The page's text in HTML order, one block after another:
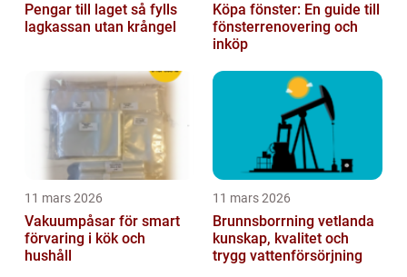
Pengar till laget så fylls
lagkassan utan krångel
Köpa fönster: En guide till
fönsterrenovering och
inköp
11 mars 2026
Vakuumpåsar för smart
förvaring i kök och
hushåll
11 mars 2026
Brunnsborrning vetlanda
kunskap, kvalitet och
trygg vattenförsörjning